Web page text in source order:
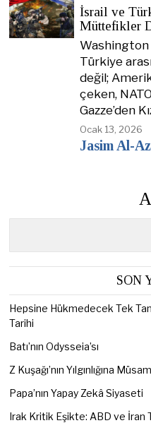
İsrail ve
Müttefikler
Washington
Türkiye
değil;
çeken,
Gazze’den
Ocak 13, 2026
Jasim Al-
SON
Hepsine Hükmedecek Tek
Tarihi
Batı’nın Odysseia’sı
Z Kuşağı’nın Yılgınlığına
Papa’nın Yapay Zekâ Siyaseti
Irak Kritik Eşikte: ABD ve İran